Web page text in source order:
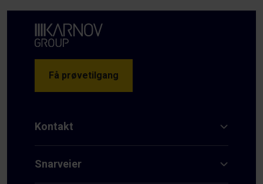
Få prøvetilgang
Kontakt
Snarveier